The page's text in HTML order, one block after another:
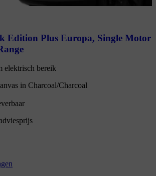
Edition Plus Europa, Single Motor
elektrisch bereik
in Charcoal/Charcoal